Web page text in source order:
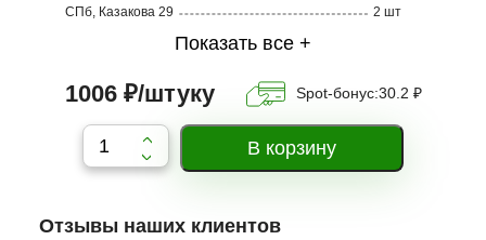
СПб, Казакова 29
2 шт
Показать все +
Дальневосточный 3а
Кубинская 82к3
3 шт
1006 ₽/штуку Spot-бонус:30.2 ₽
Отзывы наших клиентов